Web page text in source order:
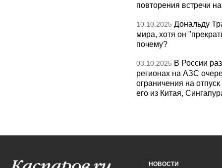
повторения встречи
10.10.2025 Дональду
мира, хотя он
почему?
03.10.2025 В России
регионах на АЗС
ограничения на
его из Китая,
НОВОСТИ